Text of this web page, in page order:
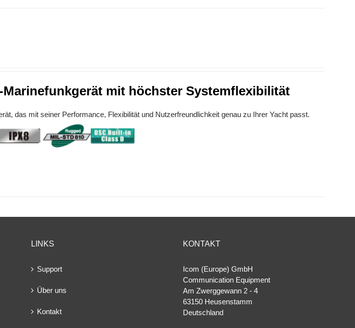
Marinefunkgerät mit höchster Systemflexibilität
das mit seiner Performance, Flexibilität und Nutzerfreundlichkeit genau zu Ihrer Yacht passt.
LINKS
Support
Über uns
Kontakt
KONTAKT
Icom (Europe) GmbH
Communication Equipment
Am Zwerggewann 2 ‐ 4
63150 Heusenstamm
Deutschland